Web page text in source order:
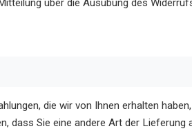
über die Ausübung des
die wir von Ihnen erhalten
dass Sie eine andere Art der Lieferung